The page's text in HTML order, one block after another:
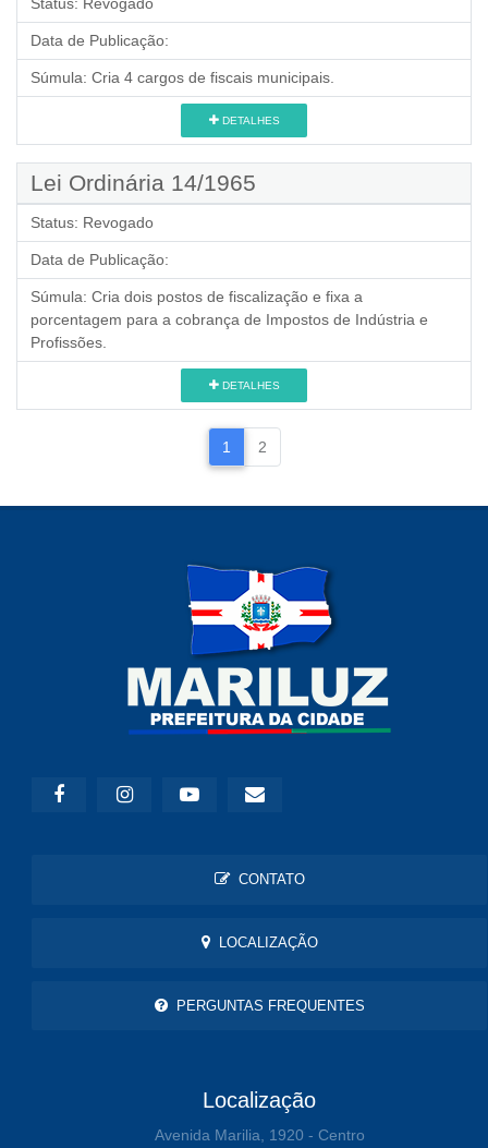
Data de Publicação:
Súmula: Cria 4 cargos de fiscais municipais.
DETALHES
Lei Ordinária 14/1965
Status: Revogado
Data de Publicação:
Súmula: Cria dois postos de fiscalização e fixa a
porcentagem para a cobrança de Impostos de Indústria e
Profissões.
DETALHES
1 2
CONTATO
LOCALIZAÇÃO
PERGUNTAS FREQUENTES
Localização
Avenida Marilia, 1920 - Centro